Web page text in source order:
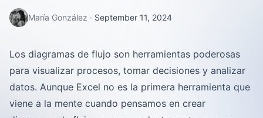
María González · September 11, 2024
Los diagramas de flujo son herramientas poderosas
para visualizar procesos, tomar decisiones y analizar
datos. Aunque Excel no es la primera herramienta que
viene a la mente cuando pensamos en crear